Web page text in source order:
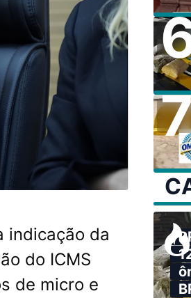
indicação da
do ICMS
de micro e